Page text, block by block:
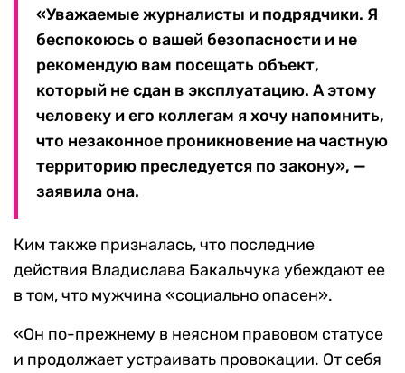
«Уважаемые журналисты и подрядчики. Я
беспокоюсь о вашей безопасности и не
рекомендую вам посещать объект,
который не сдан в эксплуатацию. А этому
человеку и его коллегам я хочу напомнить,
что незаконное проникновение на частную
территорию преследуется по закону», —
заявила она.
Ким также призналась, что последние
действия Владислава Бакальчука убеждают ее
в том, что мужчина «социально опасен».
«Он по-прежнему в неясном правовом статусе
и продолжает устраивать провокации. От себя